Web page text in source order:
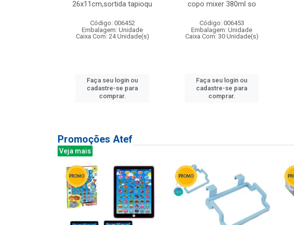
26x11cm,sortida tapioqu
Código: 006452
Embalagem: Unidade
Caixa Com: 24 Unidade(s)
Faça seu login ou
cadastre-se para
comprar.
copo mixer 380ml so
Código: 006453
Embalagem: Unidade
Caixa Com: 30 Unidade(s)
Faça seu login ou
cadastre-se para
comprar.
Promoções Atef
Veja mais